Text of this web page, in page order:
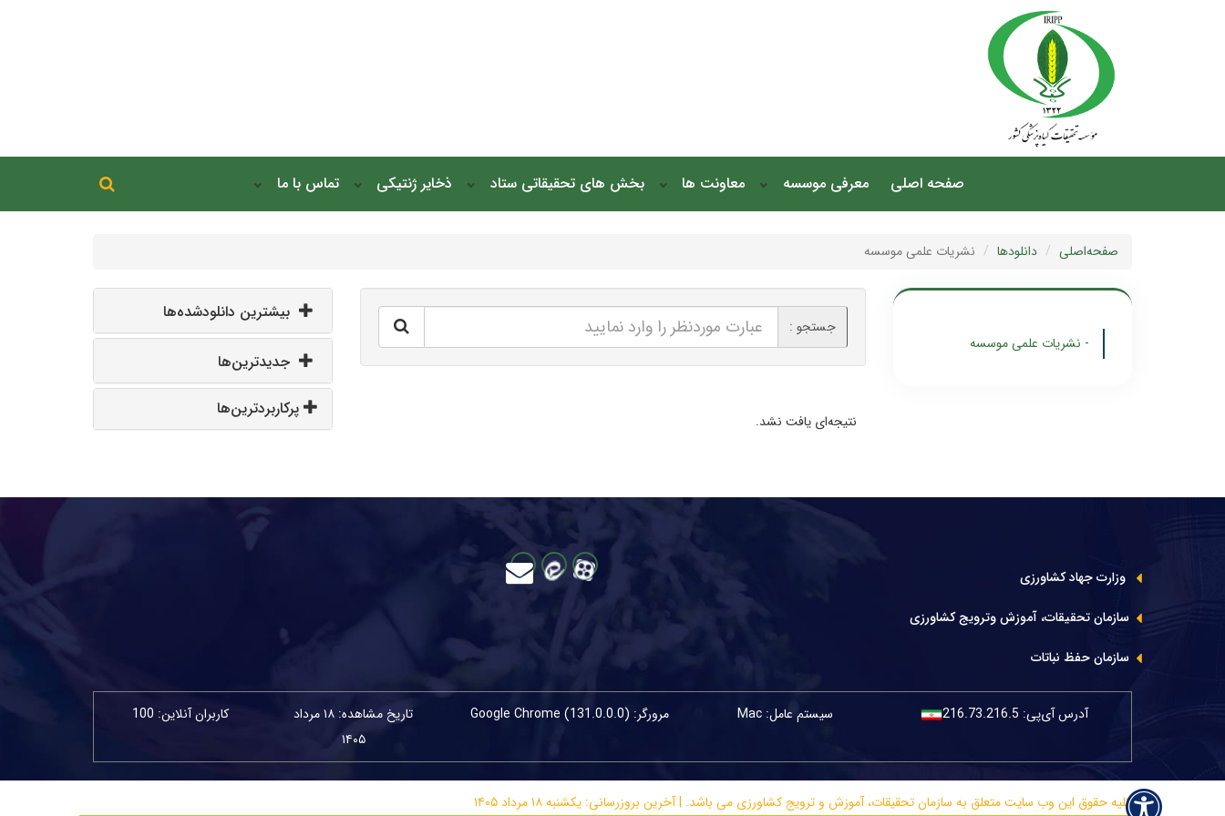
صفحه اصلی معرفی موسسه معاونت ها بخش های تحقیقاتی ستاد ذخایر ژنتیکی تماس با ما جستجو
صفحه‌اصلی دانلودها نشریات علمی موسسه
- نشریات علمی موسسه
جستجو :
نتیجه‌ای یافت نشد.
بیشترین دانلودشده‌ها
جدیدترین‌ها
پرکاربردترین‌ها
وزارت جهاد کشاورزی
سازمان تحقیقات، آموزش وترویج کشاورزی
سازمان حفظ نباتات
آدرس آی‌پی: 216.73.216.5 سیستم عامل: Mac مرورگر: Google Chrome (131.0.0.0)
تاریخ مشاهده: ۱۸ مرداد
۱۴۰۵
کاربران آنلاین: 100
© کلیه حقوق این وب سایت متعلق به سازمان تحقیقات، آموزش و ترویج کشاورزی می باشد. | آخرین بروزرسانی: یکشنبه ۱۸ مرداد ۱۴۰۵